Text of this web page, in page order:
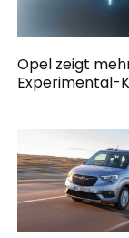
Opel zeigt
Experimental-